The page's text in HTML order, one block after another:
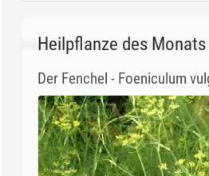
Heilpflanze des Monats
Der Fenchel - Foeniculum